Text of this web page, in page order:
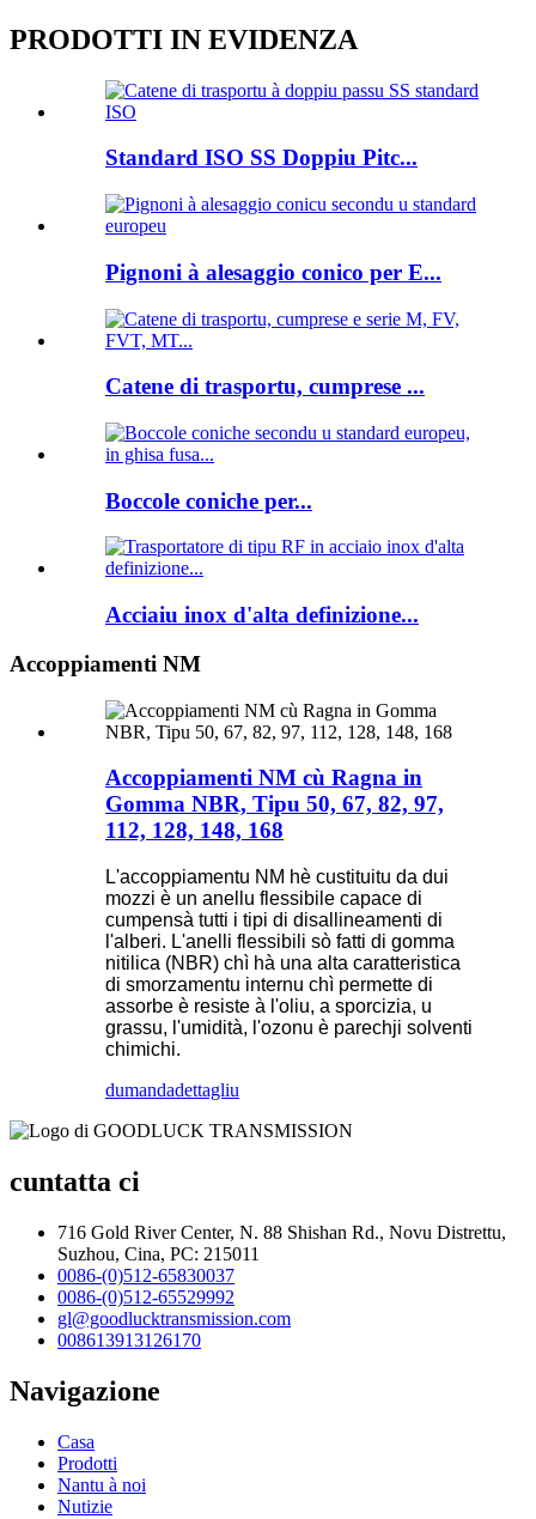
PRODOTTI IN EVIDENZA
Standard ISO SS Doppiu Pitc...
Pignoni à alesaggio conico per E...
Catene di trasportu, cumprese ...
Boccole coniche per...
Acciaiu inox d'alta definizione...
Accoppiamenti NM
Accoppiamenti NM cù Ragna in
Gomma NBR, Tipu 50, 67, 82, 97,
112, 128, 148, 168
L'accoppiamentu NM hè custituitu da dui
mozzi è un anellu flessibile capace di
cumpensà tutti i tipi di disallineamenti di
l'alberi. L'anelli flessibili sò fatti di gomma
nitilica (NBR) chì hà una alta caratteristica
di smorzamentu internu chì permette di
assorbe è resiste à l'oliu, a sporcizia, u
grassu, l'umidità, l'ozonu è parechji solventi
chimichi.
dumandadettagliu
cuntatta ci
716 Gold River Center, N. 88 Shishan Rd., Novu Distrettu,
Suzhou, Cina, PC: 215011
0086-(0)512-65830037
0086-(0)512-65529992
gl@goodlucktransmission.com
008613913126170
Navigazione
Casa
Prodotti
Nantu à noi
Nutizie